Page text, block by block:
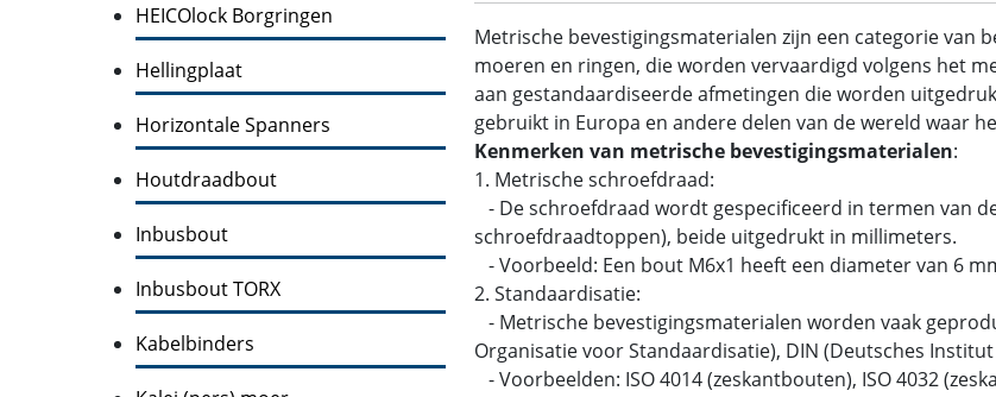
HEICOlock Borgringen
Hellingplaat
Horizontale Spanners
Houtdraadbout
Inbusbout
Inbusbout TORX
Kabelbinders
Metrische bevestigingsmaterialen zijn een categorie van
moeren en ringen, die worden vervaardigd volgens het
aan gestandaardiseerde afmetingen die worden
gebruikt in Europa en andere delen van de wereld waar
Kenmerken van metrische bevestigingsmaterialen:
1. Metrische schroefdraad:
- De schroefdraad wordt gespecificeerd in termen van
schroefdraadtoppen), beide uitgedrukt in millimeters.
- Voorbeeld: Een bout M6x1 heeft een diameter van 6
2. Standaardisatie:
- Metrische bevestigingsmaterialen worden vaak
Organisatie voor Standaardisatie), DIN (Deutsches
- Voorbeelden: ISO 4014 (zeskantbouten), ISO 4032